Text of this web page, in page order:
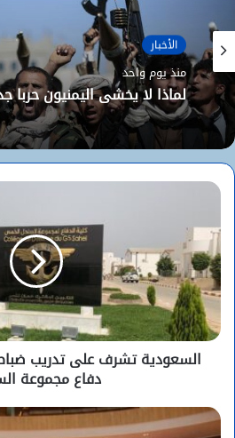
الأخبار
منذ يوم واحد
لماذا لا يخشى اليمنيون حربا
السعودية تشرف على تدريب
دفاع مجموعة